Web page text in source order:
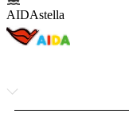
AIDAstella